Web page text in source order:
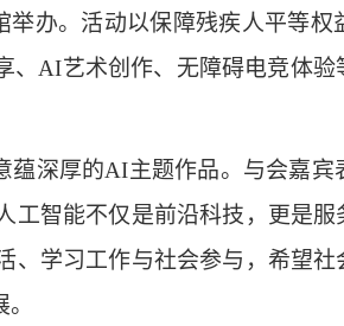
。活动以保障残疾人平等权
AI艺术创作、无障碍电竞体验
深厚的AI主题作品。与会嘉宾
智能不仅是前沿科技，更是
学习工作与社会参与，希望